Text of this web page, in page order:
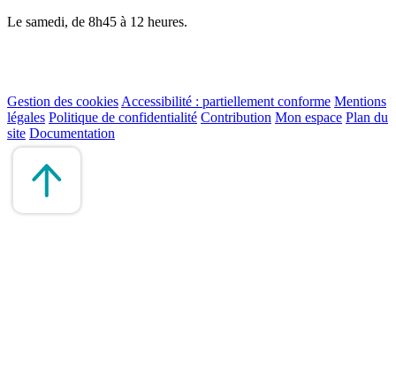
Le samedi, de 8h45 à 12 heures.
Gestion des cookies Accessibilité : partiellement conforme Mentions
légales Politique de confidentialité Contribution Mon espace Plan du
site Documentation